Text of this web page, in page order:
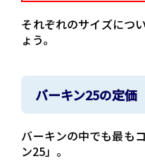
それぞれのサイズにつ
ょう。
バーキン25の定価
バーキンの中でも最も
ン25」。